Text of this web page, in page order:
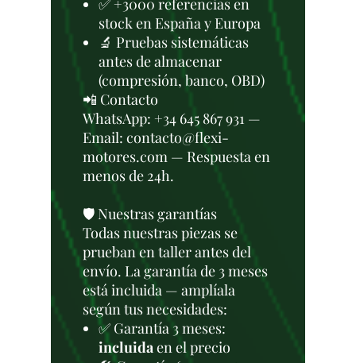
✅ +3000 referencias en
stock en España y Europa
🔬 Pruebas sistemáticas
antes de almacenar
(compresión, banco, OBD)
📲 Contacto
WhatsApp: +34 645 867 931 —
Email: contacto@flexi-
motores.com — Respuesta en
menos de 24h.
🛡️ Nuestras garantías
Todas nuestras piezas se
prueban en taller antes del
envío. La garantía de 3 meses
está incluida — amplíala
según tus necesidades:
✅ Garantía 3 meses:
incluidaen el precio